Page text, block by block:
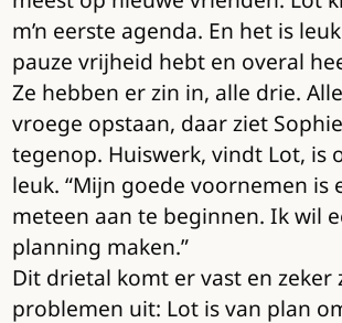
m’n eerste agenda. En het is
pauze vrijheid hebt en overal
Ze hebben er zin in, alle drie.
vroege opstaan, daar ziet
tegenop. Huiswerk, vindt Lot, is
leuk. “Mijn goede voornemen is
meteen aan te beginnen. Ik wil
planning maken.”
Dit drietal komt er vast en zeker
problemen uit: Lot is van plan